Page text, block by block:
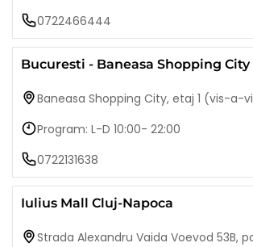
0722466444
Bucuresti - Baneasa Shopping City
Baneasa Shopping City, etaj 1 (vis-a-
Program: L-D 10:00- 22:00
0722131638
Iulius Mall Cluj-Napoca
Strada Alexandru Vaida Voevod 53B,